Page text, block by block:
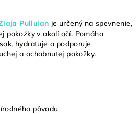
Pullulan je určený na spevnenie,
pokožky v okolí očí. Pomáha
hydratuje a podporuje
a ochabnutej pokožky.
pôvodu